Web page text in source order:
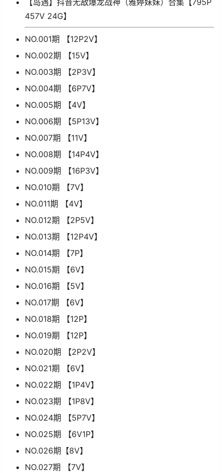
【岛遇】抖音无敌爆龙战神（雅婷妹妹）合集【795P
457V 24G】
NO.001期 【12P2V】
NO.002期 【15V】
NO.003期 【2P3V】
NO.004期 【6P7V】
NO.005期 【4V】
NO.006期 【5P13V】
NO.007期 【11V】
NO.008期 【14P4V】
NO.009期 【16P3V】
NO.010期 【7V】
NO.011期 【4V】
NO.012期 【2P5V】
NO.013期 【12P4V】
NO.014期 【7P】
NO.015期 【6V】
NO.016期 【5V】
NO.017期 【6V】
NO.018期 【12P】
NO.019期 【12P】
NO.020期 【2P2V】
NO.021期 【6V】
NO.022期 【1P4V】
NO.023期 【1P8V】
NO.024期 【5P7V】
NO.025期 【6V1P】
NO.026期【8V】
NO.027期 【7V】